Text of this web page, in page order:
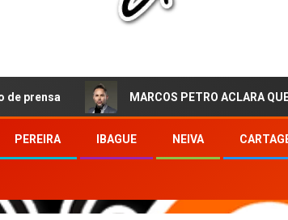
MARCOS PETRO ACLARA QUE NO
PEREIRA IBAGUE NEIVA